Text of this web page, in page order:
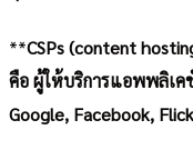
**CSPs (content
คือ ผู้ให้บริการแอพพลิเค
Google, Facebook,